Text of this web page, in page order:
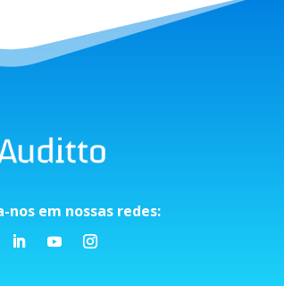
nos em nossas redes: